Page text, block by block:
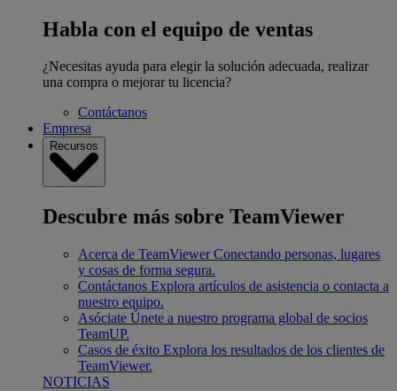
Habla con el equipo de ventas
¿Necesitas ayuda para elegir la solución adecuada, realizar
una compra o mejorar tu licencia?
Contáctanos
Empresa
Recursos
Descubre más sobre TeamViewer
Acerca de TeamViewer Conectando personas, lugares
y cosas de forma segura.
Contáctanos Explora artículos de asistencia o contacta a
nuestro equipo.
Asóciate Únete a nuestro programa global de socios
TeamUP.
Casos de éxito Explora los resultados de los clientes de
TeamViewer.
NOTICIAS